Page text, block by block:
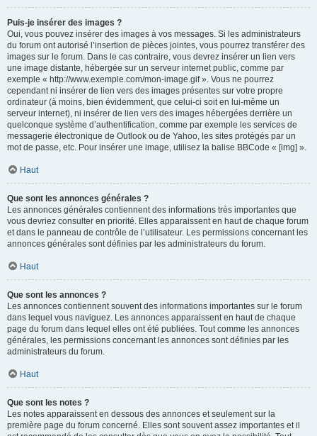
Puis-je insérer des images ?
Oui, vous pouvez insérer des images à vos messages. Si les administrateurs
du forum ont autorisé l’insertion de pièces jointes, vous pourrez transférer des
images sur le forum. Dans le cas contraire, vous devrez insérer un lien vers
une image distante, hébergée sur un serveur internet public, comme par
exemple « http://www.exemple.com/mon-image.gif ». Vous ne pourrez
cependant ni insérer de lien vers des images présentes sur votre propre
ordinateur (à moins, bien évidemment, que celui-ci soit en lui-même un
serveur internet), ni insérer de lien vers des images hébergées derrière un
quelconque système d’authentification, comme par exemple les services de
messagerie électronique de Outlook ou de Yahoo, les sites protégés par un
mot de passe, etc. Pour insérer une image, utilisez la balise BBCode « [img] ».
Haut
Que sont les annonces générales ?
Les annonces générales contiennent des informations très importantes que
vous devriez consulter en priorité. Elles apparaissent en haut de chaque forum
et dans le panneau de contrôle de l’utilisateur. Les permissions concernant les
annonces générales sont définies par les administrateurs du forum.
Haut
Que sont les annonces ?
Les annonces contiennent souvent des informations importantes sur le forum
dans lequel vous naviguez. Les annonces apparaissent en haut de chaque
page du forum dans lequel elles ont été publiées. Tout comme les annonces
générales, les permissions concernant les annonces sont définies par les
administrateurs du forum.
Haut
Que sont les notes ?
Les notes apparaissent en dessous des annonces et seulement sur la
première page du forum concerné. Elles sont souvent assez importantes et il